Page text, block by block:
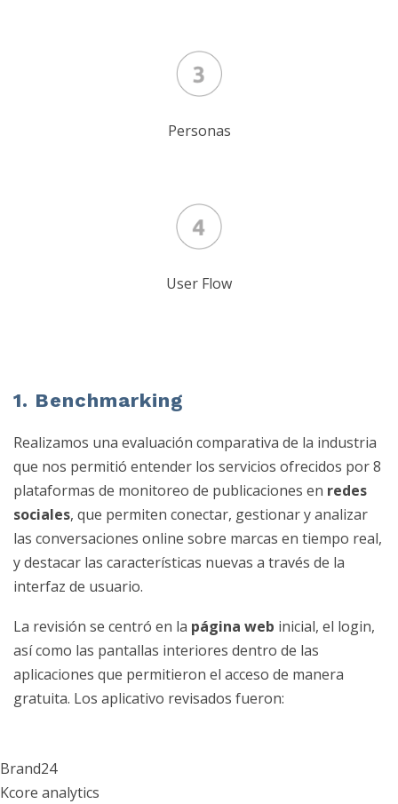
Personas
User Flow
1. Benchmarking
Realizamos una evaluación comparativa de la industria
que nos permitió entender los servicios ofrecidos por 8
plataformas de monitoreo de publicaciones en redes
sociales, que permiten conectar, gestionar y analizar
las conversaciones online sobre marcas en tiempo real,
y destacar las características nuevas a través de la
interfaz de usuario.
La revisión se centró en la página web inicial, el login,
así como las pantallas interiores dentro de las
aplicaciones que permitieron el acceso de manera
gratuita. Los aplicativo revisados fueron:
Brand24
Kcore analytics